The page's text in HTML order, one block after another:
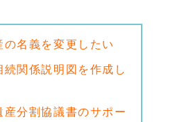
の名義を変更したい
続関係説明図を作成し
産分割協議書のサポー